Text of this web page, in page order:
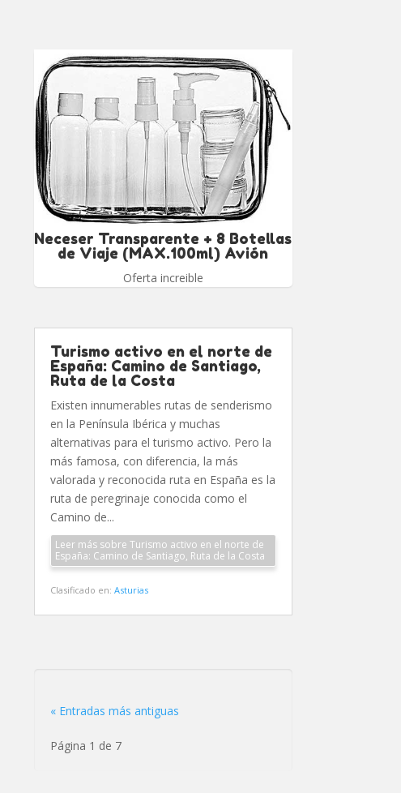
Neceser Transparente + 8 Botellas
de Viaje (MAX.100ml) Avión
Oferta increible
Turismo activo en el norte de
España: Camino de Santiago,
Ruta de la Costa
Existen innumerables rutas de senderismo
en la Península Ibérica y muchas
alternativas para el turismo activo. Pero la
más famosa, con diferencia, la más
valorada y reconocida ruta en España es la
ruta de peregrinaje conocida como el
Camino de...
Leer más sobre Turismo activo en el norte de
España: Camino de Santiago, Ruta de la Costa
Clasificado en:Asturias
« Entradas más antiguas
Página 1 de 7